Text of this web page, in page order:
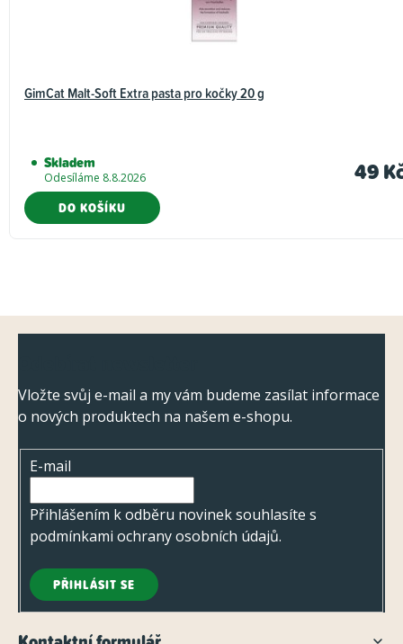
GimCat Malt-Soft Extra pasta pro kočky 20 g
Skladem
Odesíláme 8.8.2026 49
DO KOŠÍKU
Vložte svůj e-mail a my vám budeme zasílat informace
o nových produktech na našem e-shopu.
E-mail
Přihlášením k odběru novinek souhlasíte s
podmínkami ochrany osobních údajů.
PŘIHLÁSIT SE